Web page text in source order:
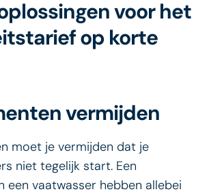
voor het
op korte
vermijden
moet je vermijden dat je
niet tegelijk start. Een
een vaatwasser hebben allebei